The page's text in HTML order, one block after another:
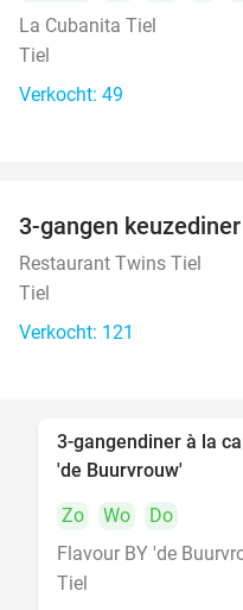
La Cubanita Tiel
Tiel
Verkocht: 49
3-gangen
Restaurant Twins Tiel
Tiel
Verkocht: 121
3-gangendiner à la
'de Buurvrouw'
Zo
Wo
Do
Flavour BY 'de
Tiel